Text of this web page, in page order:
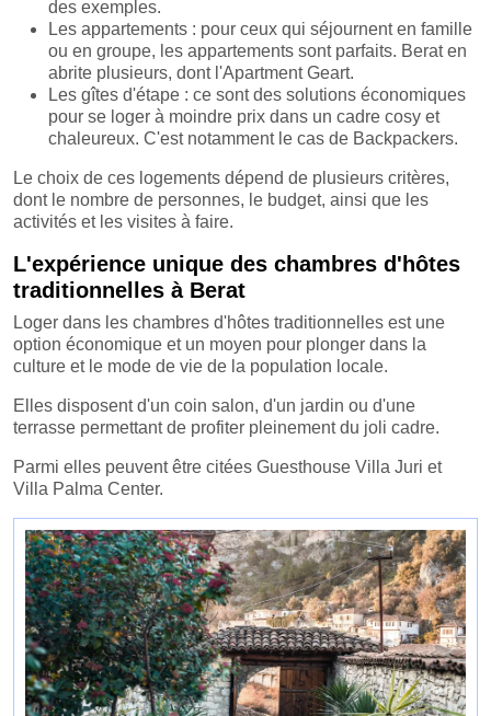
des exemples.
Les appartements : pour ceux qui séjournent en famille
ou en groupe, les appartements sont parfaits. Berat en
abrite plusieurs, dont l'Apartment Geart.
Les gîtes d'étape : ce sont des solutions économiques
pour se loger à moindre prix dans un cadre cosy et
chaleureux. C'est notamment le cas de Backpackers.
Le choix de ces logements dépend de plusieurs critères,
dont le nombre de personnes, le budget, ainsi que les
activités et les visites à faire.
L'expérience unique des chambres d'hôtes
traditionnelles à Berat
Loger dans les chambres d'hôtes traditionnelles est une
option économique et un moyen pour plonger dans la
culture et le mode de vie de la population locale.
Elles disposent d'un coin salon, d'un jardin ou d'une
terrasse permettant de profiter pleinement du joli cadre.
Parmi elles peuvent être citées Guesthouse Villa Juri et
Villa Palma Center.